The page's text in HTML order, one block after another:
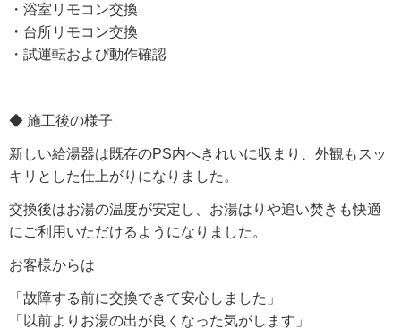
・浴室リモコン交換
・台所リモコン交換
・試運転および動作確認
◆ 施工後の様子
新しい給湯器は既存のPS内へきれいに収まり、外観もスッ
キリとした仕上がりになりました。
交換後はお湯の温度が安定し、お湯はりや追い焚きも快適
にご利用いただけるようになりました。
お客様からは
「故障する前に交換できて安心しました」
「以前よりお湯の出が良くなった気がします」